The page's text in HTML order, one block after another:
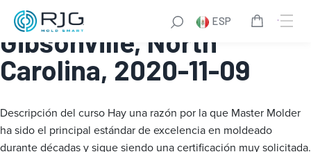
ESP
Master Molder® I:
Gibsonville, North
Carolina, 2020-11-09
Descripción del curso Hay una razón por la que Master Molder
ha sido el principal estándar de excelencia en moldeado
durante décadas y sigue siendo una certificación muy solicitada.